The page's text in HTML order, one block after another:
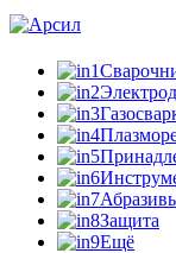
Защита
Ещё